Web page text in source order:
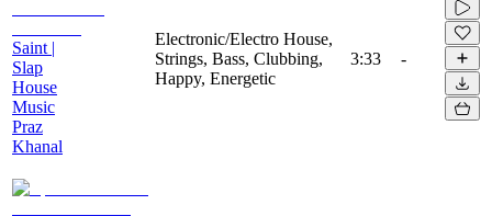
Saint |
Slap
House
Music
Praz
Khanal
Electronic/Electro House,
Strings, Bass, Clubbing,
Happy, Energetic
3:33 -